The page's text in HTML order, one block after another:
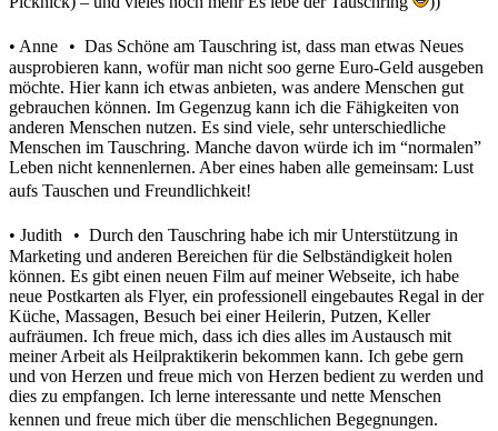
• Anne • Das Schöne am Tauschring ist, dass man etwas Neues
ausprobieren kann, wofür man nicht soo gerne Euro-Geld ausgeben
möchte. Hier kann ich etwas anbieten, was andere Menschen gut
gebrauchen können. Im Gegenzug kann ich die Fähigkeiten von
anderen Menschen nutzen. Es sind viele, sehr unterschiedliche
Menschen im Tauschring. Manche davon würde ich im “normalen”
Leben nicht kennenlernen. Aber eines haben alle gemeinsam: Lust
aufs Tauschen und Freundlichkeit!
• Judith • Durch den Tauschring habe ich mir Unterstützung in
Marketing und anderen Bereichen für die Selbständigkeit holen
können. Es gibt einen neuen Film auf meiner Webseite, ich habe
neue Postkarten als Flyer, ein professionell eingebautes Regal in der
Küche, Massagen, Besuch bei einer Heilerin, Putzen, Keller
aufräumen. Ich freue mich, dass ich dies alles im Austausch mit
meiner Arbeit als Heilpraktikerin bekommen kann. Ich gebe gern
und von Herzen und freue mich von Herzen bedient zu werden und
dies zu empfangen. Ich lerne interessante und nette Menschen
kennen und freue mich über die menschlichen Begegnungen.